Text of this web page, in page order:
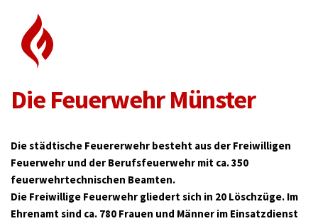
Die Feuerwehr Münster
Die städtische Feuererwehr besteht aus der Freiwilligen
Feuerwehr und der Berufsfeuerwehr mit ca. 350
feuerwehrtechnischen Beamten.
Die Freiwillige Feuerwehr gliedert sich in 20 Löschzüge. Im
Ehrenamt sind ca. 780 Frauen und Männer im Einsatzdienst